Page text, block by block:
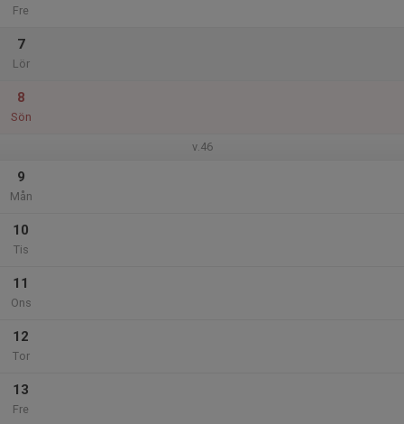
Fre
7
Lör
8
Sön
v.46
9
Mån
10
Tis
11
Ons
12
Tor
13
Fre